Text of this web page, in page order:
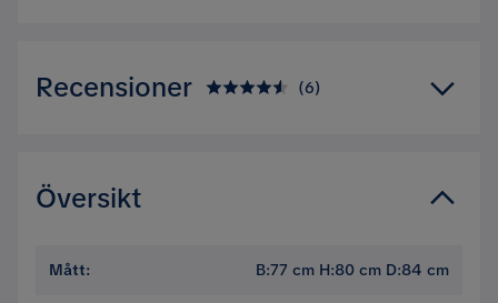
Recensioner (6)
Översikt
Mått: B:77 cm H:80 cm D:84 cm